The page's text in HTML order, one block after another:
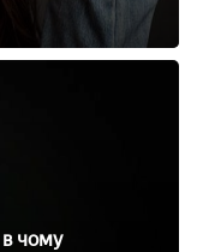
в чому